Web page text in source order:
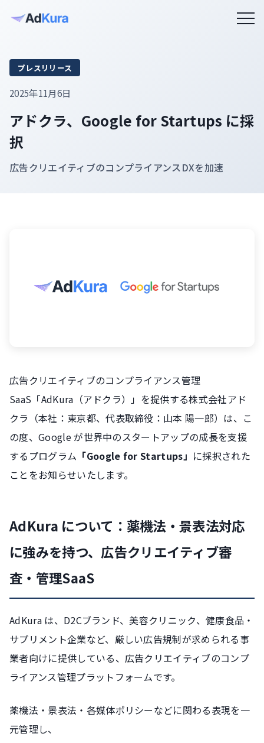
プレスリリース
2025年11月6日
アドクラ、Google for Startups に採
択
広告クリエイティブのコンプライアンスDXを加速
広告クリエイティブのコンプライアンス管理
SaaS「AdKura（アドクラ）」を提供する株式会社アド
クラ（本社：東京都、代表取締役：山本 陽一郎）は、こ
の度、Google が世界中のスタートアップの成長を支援
するプログラム 「Google for Startups」 に採択された
ことをお知らせいたします。
AdKura について：薬機法・景表法対応
に強みを持つ、広告クリエイティブ審
査・管理SaaS
AdKura は、D2Cブランド、美容クリニック、健康食品・
サプリメント企業など、厳しい広告規制が求められる事
業者向けに提供している、広告クリエイティブのコンプ
ライアンス管理プラットフォームです。
薬機法・景表法・各媒体ポリシーなどに関わる表現を一
元管理し、